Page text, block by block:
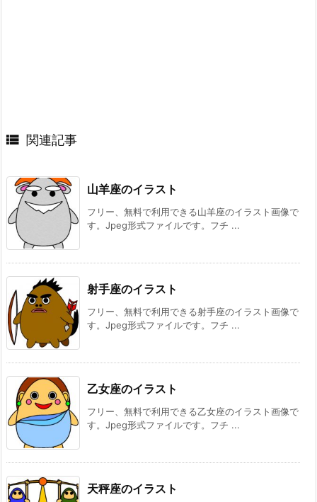
 関連記事
山羊座のイラスト
フリー、無料で利用できる山羊座のイラスト画像で
す。Jpeg形式ファイルです。フチ ...
射手座のイラスト
フリー、無料で利用できる射手座のイラスト画像で
す。Jpeg形式ファイルです。フチ ...
乙女座のイラスト
フリー、無料で利用できる乙女座のイラスト画像で
す。Jpeg形式ファイルです。フチ ...
天秤座のイラスト